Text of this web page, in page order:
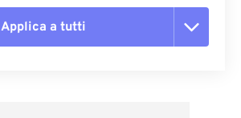
Applica a tutti